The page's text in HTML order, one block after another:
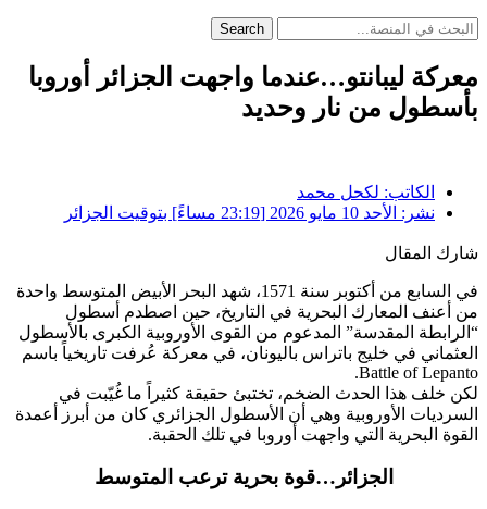
Search
معركة ليبانتو…عندما واجهت الجزائر أوروبا
بأسطول من نار وحديد
الكاتب: لكحل محمد
نشر: الأحد 10 مايو 2026 [23:19 مساءً] بتوقيت الجزائر
شارك المقال
في السابع من أكتوبر سنة 1571، شهد البحر الأبيض المتوسط واحدة
من أعنف المعارك البحرية في التاريخ، حين اصطدم أسطول
“الرابطة المقدسة” المدعوم من القوى الأوروبية الكبرى بالأسطول
العثماني في خليج باتراس باليونان، في معركة عُرفت تاريخياً باسم
Battle of Lepanto
.
لكن خلف هذا الحدث الضخم، تختبئ حقيقة كثيراً ما غُيّبت في
السرديات الأوروبية وهي أن الأسطول الجزائري كان من أبرز أعمدة
القوة البحرية التي واجهت أوروبا في تلك الحقبة.
الجزائر…قوة بحرية ترعب المتوسط